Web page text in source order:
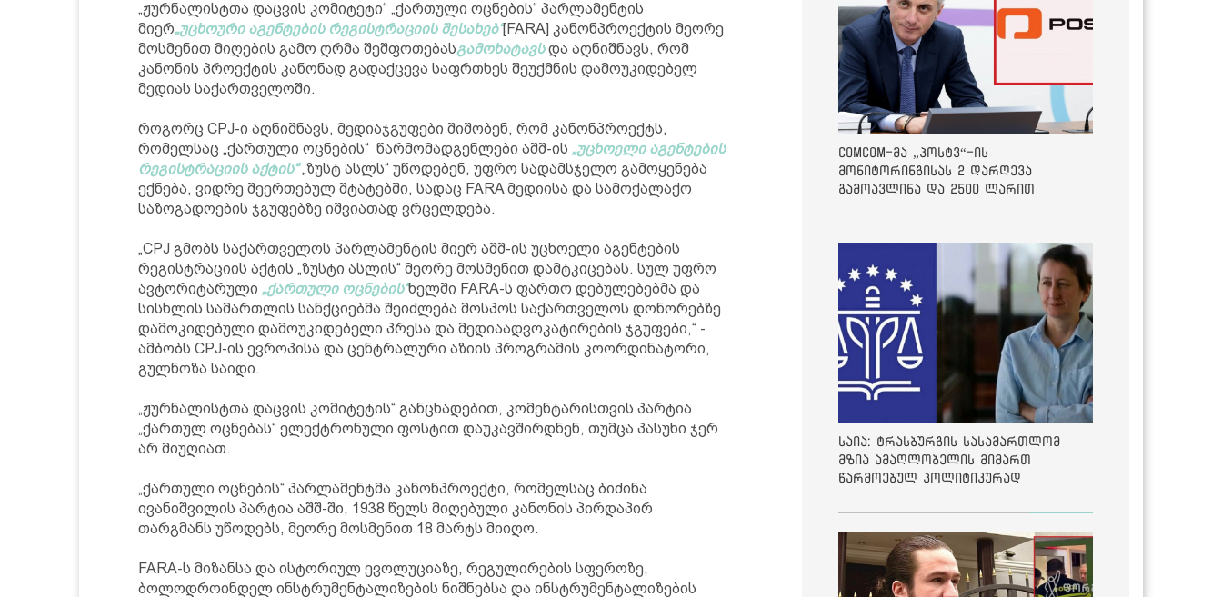
„ჟურნალისტთა დაცვის კომიტეტი“ „ქართული ოცნების“ პარლამენტის
მიერ„უცხოური აგენტების რეგისტრაციის შესახებ“[FARA] კანონპროექტის მეორე
მოსმენით მიღების გამო ღრმა შეშფოთებასგამოხატავსდა აღნიშნავს, რომ
კანონის პროექტის კანონად გადაქცევა საფრთხეს შეუქმნის დამოუკიდებელ
მედიას საქართველოში.
როგორც CPJ-ი აღნიშნავს, მედიაჯგუფები შიშობენ, რომ კანონპროექტს,
რომელსაც „ქართული ოცნების“ წარმომადგენლები აშშ-ის „უცხოელი აგენტების
რეგისტრაციის აქტის“„ზუსტ ასლს“ უწოდებენ, უფრო სადამსჯელო გამოყენება
ექნება, ვიდრე შეერთებულ შტატებში, სადაც FARA მედიისა და სამოქალაქო
საზოგადოების ჯგუფებზე იშვიათად ვრცელდება.
„CPJ გმობს საქართველოს პარლამენტის მიერ აშშ-ის უცხოელი აგენტების
რეგისტრაციის აქტის „ზუსტი ასლის“ მეორე მოსმენით დამტკიცებას. სულ უფრო
ავტორიტარული „ქართული ოცნების“ხელში FARA-ს ფართო დებულებებმა და
სისხლის სამართლის სანქციებმა შეიძლება მოსპოს საქართველოს დონორებზე
დამოკიდებული დამოუკიდებელი პრესა და მედიაადვოკატირების ჯგუფები,“ -
ამბობს CPJ-ის ევროპისა და ცენტრალური აზიის პროგრამის კოორდინატორი,
გულნოზა საიდი.
„ჟურნალისტთა დაცვის კომიტეტის“ განცხადებით, კომენტარისთვის პარტია
„ქართულ ოცნებას“ ელექტრონული ფოსტით დაუკავშირდნენ, თუმცა პასუხი ჯერ
არ მიუღიათ.
„ქართული ოცნების“ პარლამენტმა კანონპროექტი, რომელსაც ბიძინა
ივანიშვილის პარტია აშშ-ში, 1938 წელს მიღებული კანონის პირდაპირ
თარგმანს უწოდებს, მეორე მოსმენით 18 მარტს მიიღო.
FARA-ს მიზანსა და ისტორიულ ევოლუციაზე, რეგულირების სფეროზე,
ბოლოდროინდელ ინსტრუმენტალიზების ნიშნებსა და ინსტრუმენტალიზების
ComCom-მა „პოსტვ“-ის
მონიტორინგისას 2 დარღევა
გამოავლინა და 2500 ლარით
საია: ტრასბურგის სასამართლომ
მზია ამაღლობელის მიმართ
წარმოებულ პოლიტიკურად
მეოთხე საჩივარი დაარეგისტრირა